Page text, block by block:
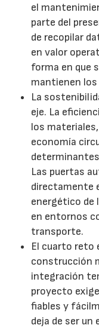
el
parte del
de recopilar
en valor
forma en que
mantienen los
La
eje. La
los
economía
Las puertas
directamente
energético de
en entornos
transporte.
El cuarto reto
construcción
integración
proyecto
fiables y
deja de ser un